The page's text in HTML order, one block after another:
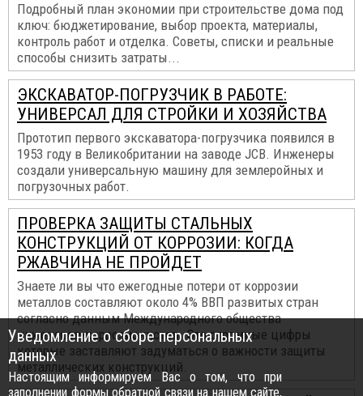
Подробный план экономии при строительстве дома под
ключ: бюджетирование, выбор проекта, материалы,
контроль работ и отделка. Советы, списки и реальные
способы снизить затраты...
ЭКСКАВАТОР-ПОГРУЗЧИК В РАБОТЕ:
УНИВЕРСАЛ ДЛЯ СТРОЙКИ И ХОЗЯЙСТВА
Прототип первого экскаватора-погрузчика появился в
1953 году в Великобритании на заводе JCB. Инженеры
создали универсальную машину для землеройных и
погрузочных работ.
ПРОВЕРКА ЗАЩИТЫ СТАЛЬНЫХ
КОНСТРУКЦИЙ ОТ КОРРОЗИИ: КОГДА
РЖАВЧИНА НЕ ПРОЙДЕТ
Знаете ли вы что ежегодные потери от коррозии
металлов составляют около 4% ВВП развитых стран
согласно данным Международного общества
инженеров-коррозионистов. Это огромные цифры
которые заставляют задуматься о важности защиты
металлических конструкций.
Уведомление о сборе персональных
данных
Настоящим информируем Вас о том, что при
заполнении формы обратной связи на нашем сайте,